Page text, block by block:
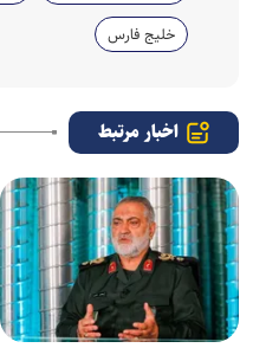
خلیج فارس
اخبار مرتبط